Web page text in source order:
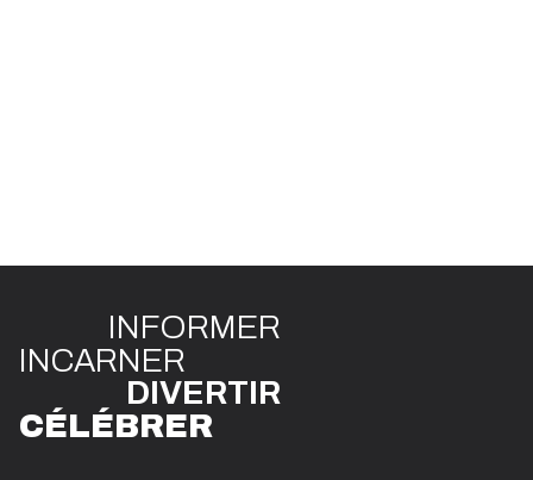
INFORMER
INCARNER
DIVERTIR
CÉLÉBRER